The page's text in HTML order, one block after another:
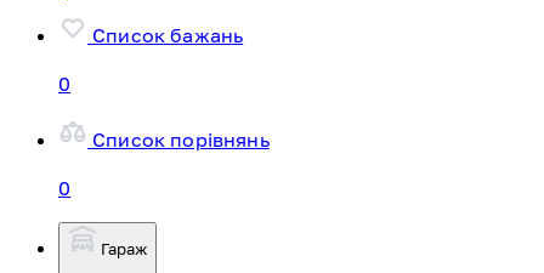
Список бажань
0
Список порівнянь
0
Гараж